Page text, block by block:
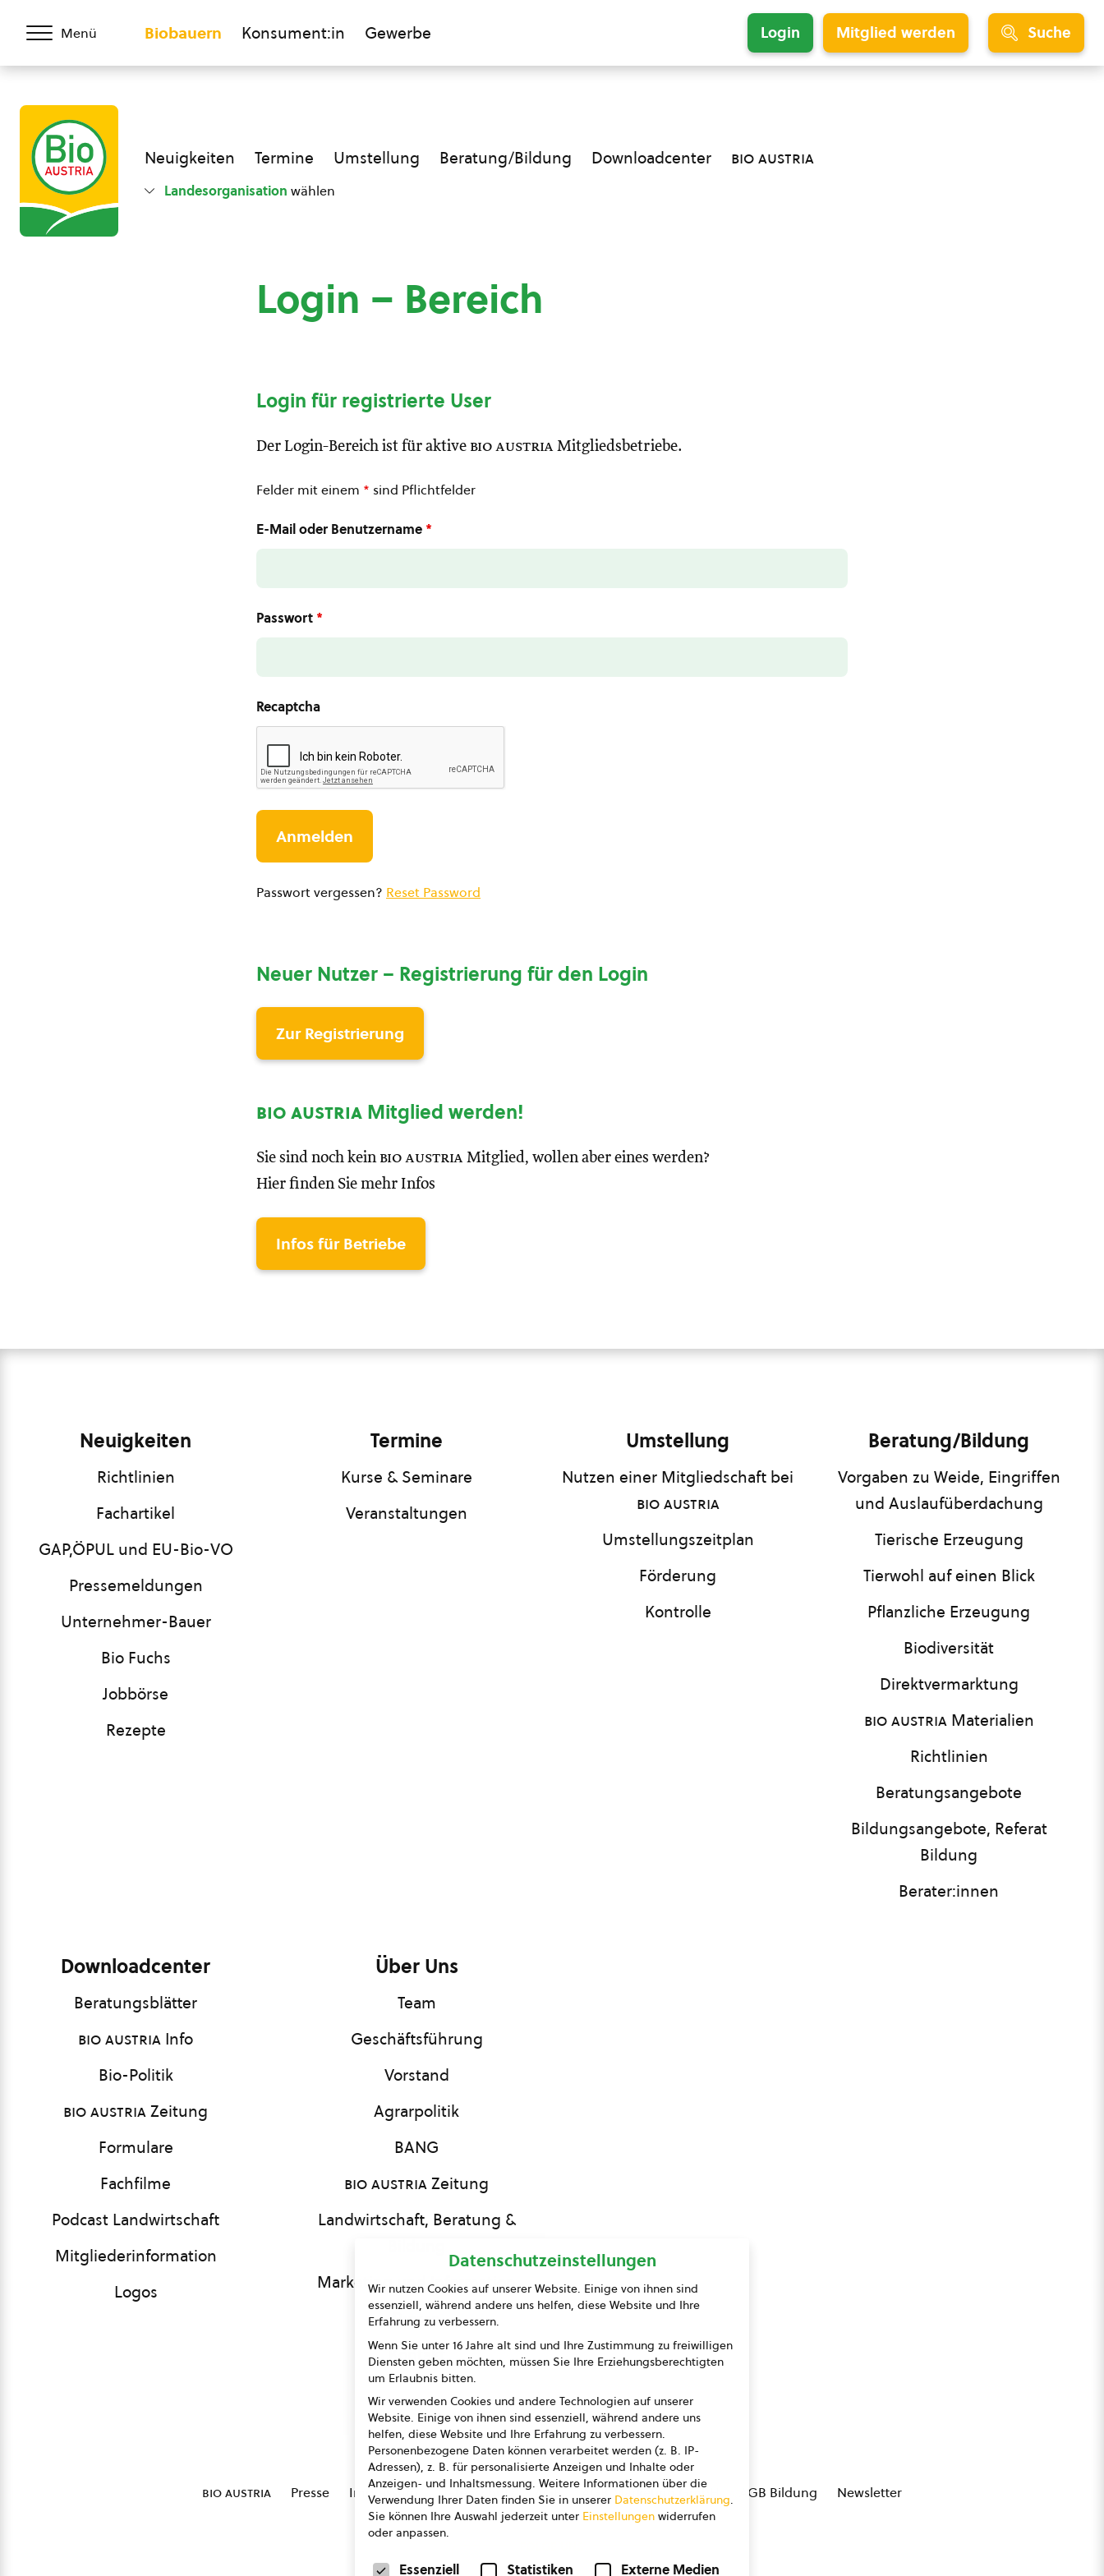
Menü Biobauern Konsument:in Gewerbe Login Mitglied werden Suche
Neuigkeiten Termine Umstellung Beratung/Bildung Downloadcenter bio austria
Landesorganisation wählen
Login – Bereich
Login für registrierte User
Der Login-Bereich ist für aktive bio austria Mitgliedsbetriebe.
Felder mit einem * sind Pflichtfelder
E-Mail oder Benutzername *
Passwort *
Recaptcha
Passwort vergessen? Reset Password
Neuer Nutzer – Registrierung für den Login
Zur Registrierung
bio austria Mitglied werden!
Sie sind noch kein bio austria Mitglied, wollen aber eines werden?
Hier finden Sie mehr Infos
Infos für Betriebe
Neuigkeiten
Richtlinien
Fachartikel
GAP,ÖPUL und EU-Bio-VO
Pressemeldungen
Unternehmer-Bauer
Bio Fuchs
Jobbörse
Rezepte
Termine
Kurse & Seminare
Veranstaltungen
Umstellung
Nutzen einer Mitgliedschaft bei
bio austria
Umstellungszeitplan
Förderung
Kontrolle
Beratung/Bildung
Vorgaben zu Weide, Eingriffen
und Auslaufüberdachung
Tierische Erzeugung
Tierwohl auf einen Blick
Pflanzliche Erzeugung
Biodiversität
Direktvermarktung
bio austriaMaterialien
Richtlinien
Beratungsangebote
Bildungsangebote, Referat
Bildung
Berater:innen
Downloadcenter
Beratungsblätter
bio austria Info
Bio-Politik
bio austriaZeitung
Formulare
Fachfilme
Podcast Landwirtschaft
Mitgliederinformation
Logos
Über Uns
Team
Geschäftsführung
Vorstand
Agrarpolitik
BANG
bio austriaZeitung
Landwirtschaft, Beratung &
Marketing und Information
Presse
Kontakt
bio austria Presse Impressum Datenschutz AGB AGB Marketing GmbH AGB Bildung Newsletter
Datenschutzeinstellungen
Wir nutzen Cookies auf unserer Website. Einige von ihnen sind
essenziell, während andere uns helfen, diese Website und Ihre
Erfahrung zu verbessern.
Wenn Sie unter 16 Jahre alt sind und Ihre Zustimmung zu freiwilligen
Diensten geben möchten, müssen Sie Ihre Erziehungsberechtigten
um Erlaubnis bitten.
Wir verwenden Cookies und andere Technologien auf unserer
Website. Einige von ihnen sind essenziell, während andere uns
helfen, diese Website und Ihre Erfahrung zu verbessern.
Personenbezogene Daten können verarbeitet werden (z. B. IP-
Adressen), z. B. für personalisierte Anzeigen und Inhalte oder
Anzeigen- und Inhaltsmessung. Weitere Informationen über die
Verwendung Ihrer Daten finden Sie in unserer Datenschutzerklärung.
Sie können Ihre Auswahl jederzeit unter Einstellungen widerrufen
oder anpassen.
Datenschutzeinstellungen
Essenziell Statistiken Externe Medien